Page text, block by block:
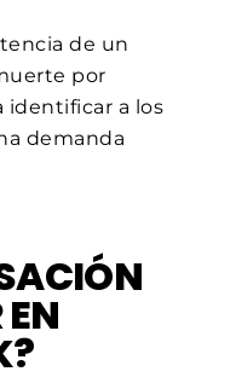
de un
por
identificar a los
demanda